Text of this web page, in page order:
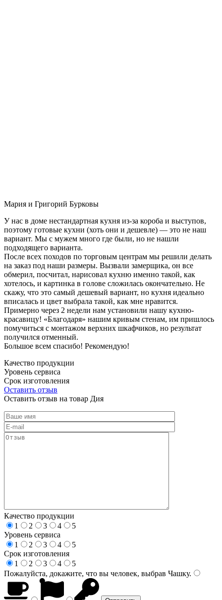
Мария и Григорий Бурковы
У нас в доме нестандартная кухня из-за короба и выступов,
поэтому готовые кухни (хоть они и дешевле) — это не наш
вариант. Мы с мужем много где были, но не нашли
подходящего варианта.
После всех походов по торговым центрам мы решили делать
на заказ под наши размеры. Вызвали замерщика, он все
обмерил, посчитал, нарисовал кухню именно такой, как
хотелось, и картинка в голове сложилась окончательно. Не
скажу, что это самый дешевый вариант, но кухня идеально
вписалась и цвет выбрала такой, как мне нравится.
Примерно через 2 недели нам установили нашу кухню-
красавицу! «Благодаря» нашим кривым стенам, им пришлось
помучиться с монтажом верхних шкафчиков, но результат
получился отменный.
Большое всем спасибо! Рекомендую!
Качество продукции
Уровень сервиса
Срок изготовления
Оставить отзыв
Оставить отзыв на товар Дия
Качество продукции
1
2 3 4
5
Уровень сервиса
1
2 3 4
5
Срок изготовления
1
2 3 4
5
Пожалуйста, докажите, что вы человек, выбрав Чашку.